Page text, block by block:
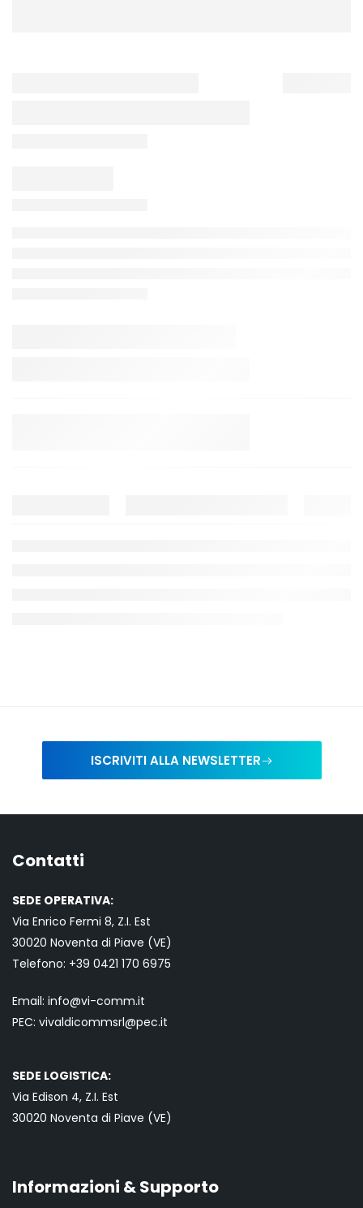
ISCRIVITI ALLA NEWSLETTER
Contatti
SEDE OPERATIVA:
Via Enrico Fermi 8, Z.I. Est
30020 Noventa di Piave (VE)
Telefono: +39 0421 170 6975
Email: info@vi-comm.it
PEC: vivaldicommsrl@pec.it
SEDE LOGISTICA:
Via Edison 4, Z.I. Est
30020 Noventa di Piave (VE)
Informazioni & Supporto